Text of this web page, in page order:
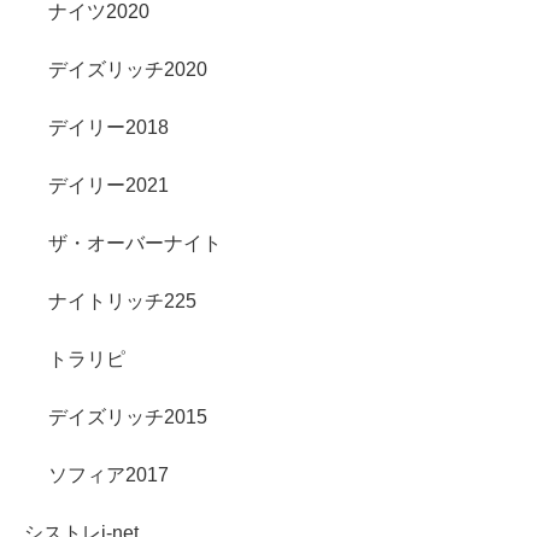
ナイツ2020
デイズリッチ2020
デイリー2018
デイリー2021
ザ・オーバーナイト
ナイトリッチ225
トラリピ
デイズリッチ2015
ソフィア2017
シストレi-net